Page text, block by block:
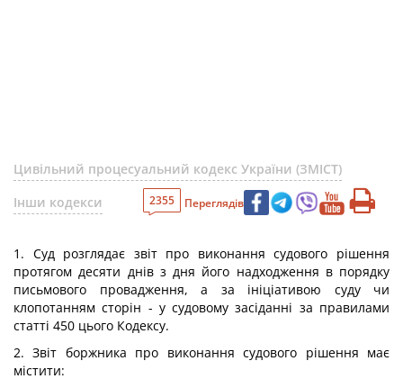
Цивільний процесуальний кодекс України (ЗМІСТ)
Інши кодекси
2355 Переглядів
1. Суд розглядає звіт про виконання судового рішення
протягом десяти днів з дня його надходження в порядку
письмового провадження, а за ініціативою суду чи
клопотанням сторін - у судовому засіданні за правилами
статті 450 цього Кодексу.
2. Звіт боржника про виконання судового рішення має
містити: